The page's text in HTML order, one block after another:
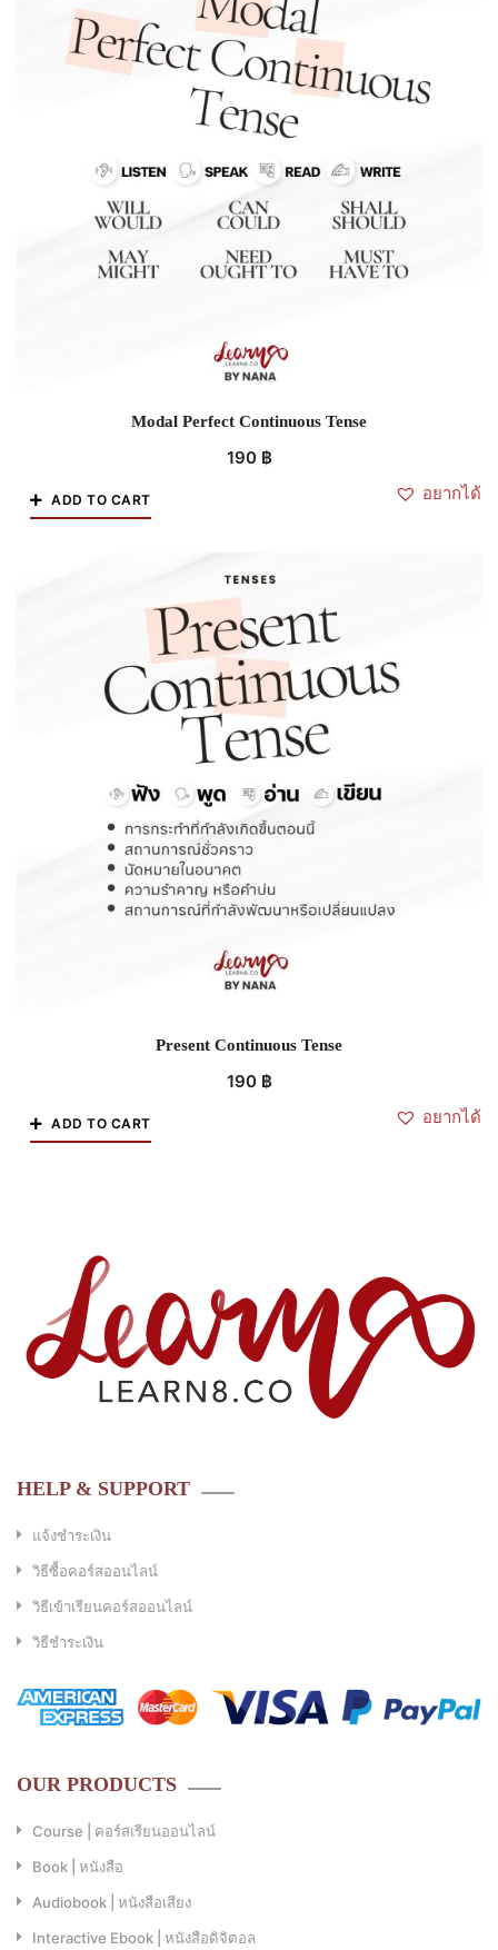
Modal Perfect Continuous Tense
190 ฿
อยากได้
ADD TO CART
Present Continuous Tense
190 ฿
อยากได้
ADD TO CART
HELP & SUPPORT
แจ้งชำระเงิน
วิธีซื้อคอร์สออนไลน์
วิธีเข้าเรียนคอร์สออนไลน์
วิธีชำระเงิน
OUR PRODUCTS
Course | คอร์สเรียนออนไลน์
Book | หนังสือ
Audiobook | หนังสือเสียง
Interactive Ebook | หนังสือดิจิตอล